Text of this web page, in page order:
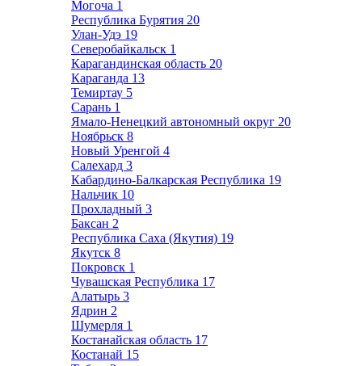
Могоча 1
Республика Бурятия 20
Улан-Удэ 19
Северобайкальск 1
Карагандинская область 20
Караганда 13
Темиртау 5
Сарань 1
Ямало-Ненецкий автономный округ 20
Ноябрьск 8
Новый Уренгой 4
Салехард 3
Кабардино-Балкарская Республика 19
Нальчик 10
Прохладный 3
Баксан 2
Республика Саха (Якутия) 19
Якутск 8
Покровск 1
Чувашская Республика 17
Алатырь 3
Ядрин 2
Шумерля 1
Костанайская область 17
Костанай 15